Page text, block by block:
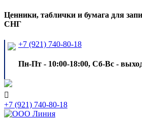
Ценники, таблички и бумага для
СНГ
+7 (921) 740-80-18
Пн-Пт - 10:00-18:00, Сб-Вс -

+7 (921) 740-80-18